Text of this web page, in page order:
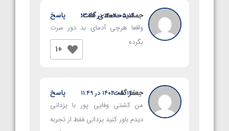
جمشید محمدیگفت: ۱۴۰۲-۰۵-۱۴ در ۱۳:۴۶
واقعا هرچی آدمای بد دور سرت
بگرده
+1
پاسخ
جعفرگفت:
۱۴۰۲-۰۵-۱۴ در ۱۱:۴۹
من کشتی وفایی پور با یزدانی
دیدم باور کنید یزدانی فقط از تجربه
پاسخ